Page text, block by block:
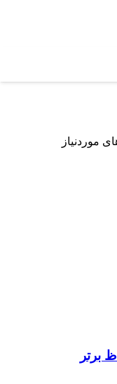
موردنیاز
برتر